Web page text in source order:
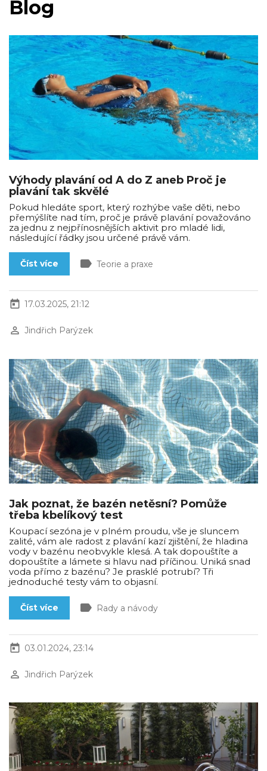
Blog
Výhody plavání od A do Z aneb Proč je
plavání tak skvělé
Pokud hledáte sport, který rozhýbe vaše děti, nebo
přemýšlíte nad tím, proč je právě plavání považováno
za jednu z nejpřínosnějších aktivit pro mladé lidi,
následující řádky jsou určené právě vám.
Číst více label Teorie a praxe
today 17.03.2025, 21:12
perm_identity Jindřich Parýzek
Jak poznat, že bazén netěsní? Pomůže
třeba kbelíkový test
Koupací sezóna je v plném proudu, vše je sluncem
zalité, vám ale radost z plavání kazí zjištění, že hladina
vody v bazénu neobvykle klesá. A tak dopouštíte a
dopouštíte a lámete si hlavu nad příčinou. Uniká snad
voda přímo z bazénu? Je prasklé potrubí? Tři
jednoduché testy vám to objasní.
Číst více label Rady a návody
today 03.01.2024, 23:14
perm_identity Jindřich Parýzek